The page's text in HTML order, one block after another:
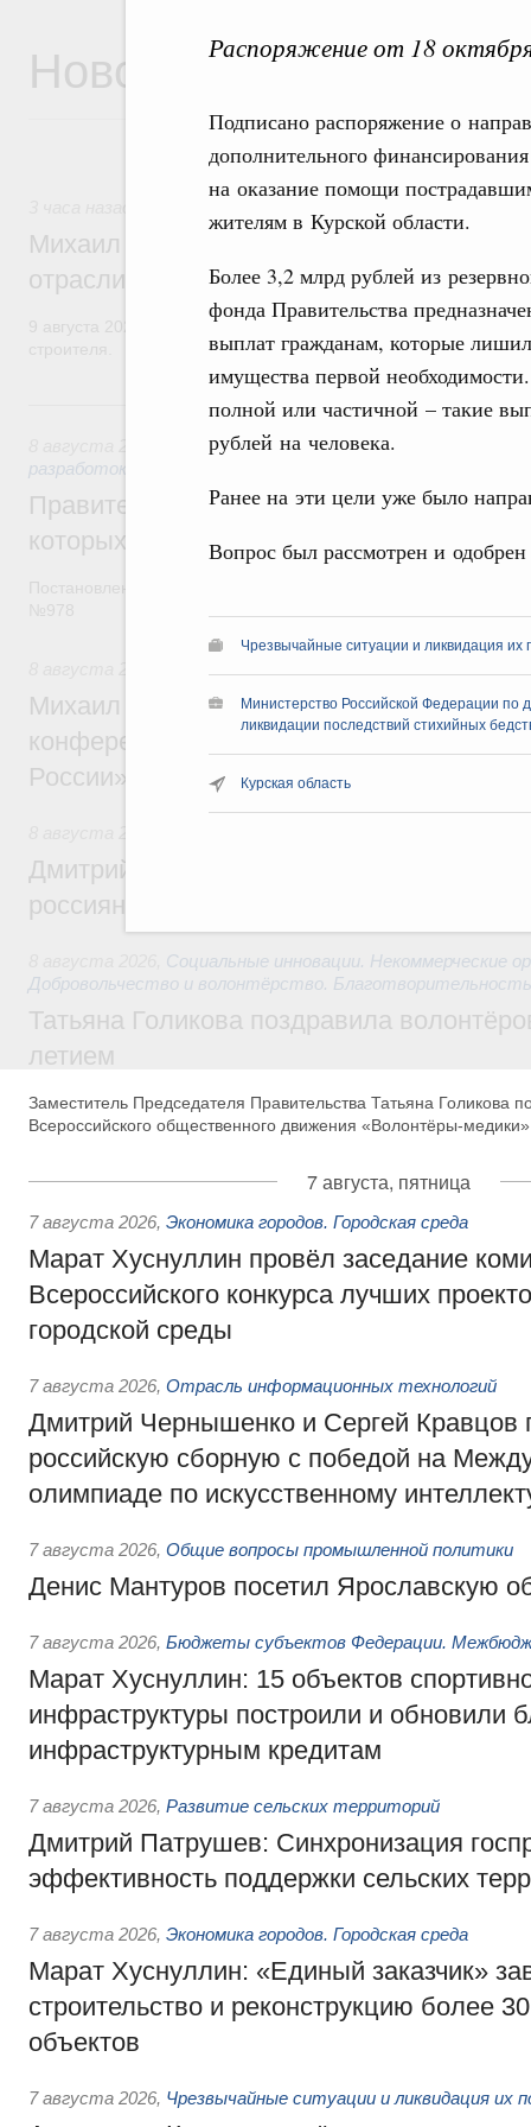
Распоряжение от 18
Подписано распоряжение о
дополнительного финансирования
на оказание помощи
жителям в Курской области.
Более 3,2 млрд рублей из
фонда Правительства
выплат гражданам, которые
имущества первой
полной или частичной – такие
рублей на человека.
Ранее на эти цели уже было
Вопрос был рассмотрен и
Чрезвычайные ситуации и ликвидация их
Министерство Российской Федерации по
ликвидации последствий стихийных
Курская область
Новости
Регулирование в сфере строительства
Михаил Мишустин поздравил
отрасли с профессиональным
9 августа 2026 года отмечается профессиональный праздник
Вчера
Государственная политика в сфере
разработок
Правительство расширило перечень
которых освобождаются от НДФЛ
Михаил Мишустин дал поручения по
конференции «Цифровая индустрия
России»
Дмитрий Чернышенко и Михаил
россиян с Днём физкультурника
Социальные инновации. Некоммерческие
Добровольчество и волонтёрство. Благотворительность
Татьяна Голикова поздравила
летием
Заместитель Председателя Правительства Татьяна Голикова
Всероссийского общественного движения «Волонтёры-
7 августа, пятница
7 августа 2026, Экономика городов. Городская среда
Марат Хуснуллин провёл заседание
Всероссийского конкурса лучших
городской среды
7 августа 2026, Отрасль информационных технологий
Дмитрий Чернышенко и Сергей Кравцов
российскую сборную с победой на
олимпиаде по искусственному
7 августа 2026, Общие вопросы промышленной политики
Денис Мантуров посетил Ярославскую
7 августа 2026, Бюджеты субъектов Федерации.
Марат Хуснуллин: 15 объектов
инфраструктуры построили и обновили
инфраструктурным кредитам
7 августа 2026, Развитие сельских территорий
Дмитрий Патрушев: Синхронизация
эффективность поддержки сельских
7 августа 2026, Экономика городов. Городская среда
Марат Хуснуллин: «Единый заказчик»
строительство и реконструкцию более
объектов
7 августа 2026, Чрезвычайные ситуации и ликвидация их